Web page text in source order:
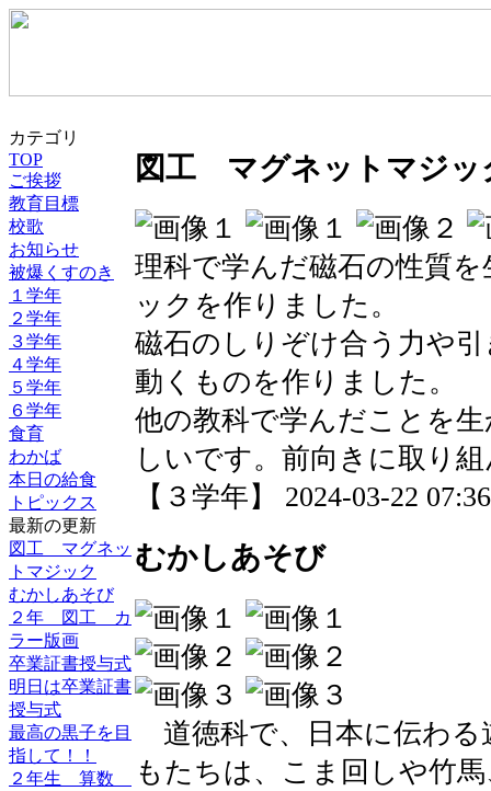
カテゴリ
TOP
ご挨拶
教育目標
校歌
お知らせ
被爆くすのき
１学年
２学年
３学年
４学年
５学年
６学年
食育
わかば
本日の給食
トピックス
最新の更新
図工 マグネッ
トマジック
むかしあそび
２年 図工 カ
ラー版画
卒業証書授与式
明日は卒業証書
授与式
最高の黒子を目
指して！！
２年生 算数
図工 マグネットマジッ
理科で学んだ磁石の性質
ックを作りました。
磁石のしりぞけ合う力や
動くものを作りました。
他の教科で学んだことを
しいです。前向きに取り
【３学年】 2024-03-22
むかしあそび
道徳科で、日本に伝わる
もたちは、こま回しや竹